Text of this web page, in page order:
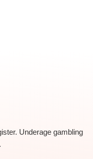
Underage gambling